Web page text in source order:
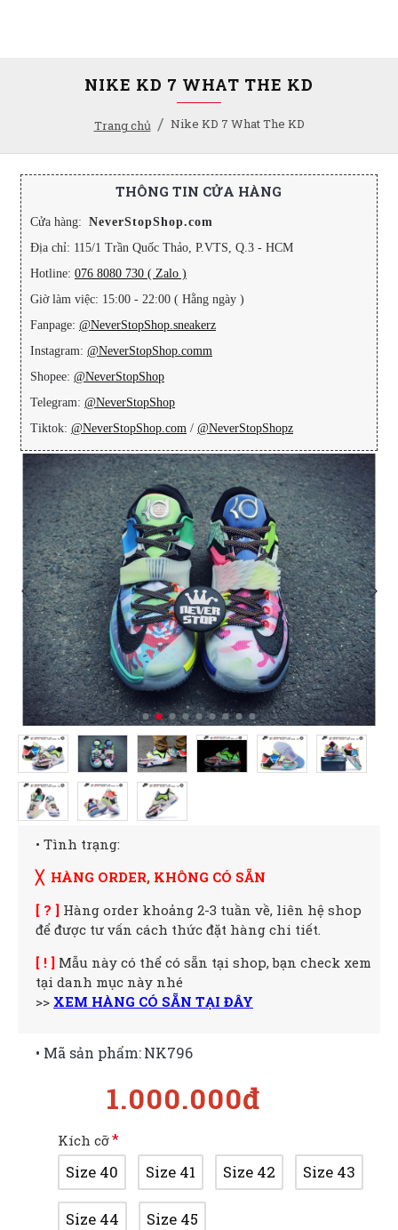
Trang chủ Nike KD 7 What The KD
NIKE KD 7 WHAT THE KD
THÔNG TIN CỬA HÀNG
Cửa hàng: NeverStopShop.com
Địa chỉ: 115/1 Trần Quốc Thảo, P.VTS, Q.3 - HCM
Hotline: 076 8080 730 ( Zalo )
Giờ làm việc: 15:00 - 22:00 ( Hằng ngày )
Fanpage: @NeverStopShop.sneakerz
Instagram: @NeverStopShop.comm
Shopee: @NeverStopShop
Telegram: @NeverStopShop
Tiktok: @NeverStopShop.com / @NeverStopShopz
• Tình trạng:
╳ HÀNG ORDER, KHÔNG CÓ SẴN
[ ? ] Hàng order khoảng 2-3 tuần về, liên hệ shop
để được tư vấn cách thức đặt hàng chi tiết.
[ ! ] Mẫu này có thể có sẵn tại shop, bạn check xem
tại danh mục này nhé
>> XEM HÀNG CÓ SẴN TẠI ĐÂY
1.000.000đ
• Mã sản phẩm:NK796
Kích cỡ
Size 40 Size 41 Size 42 Size 43
Size 44 Size 45